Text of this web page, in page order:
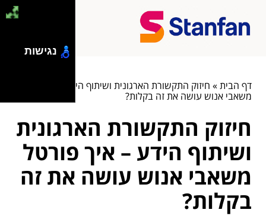
דף הבית» חיזוק התקשורת הארגונית ושיתוף הידע – איך פורטל
משאבי אנוש עושה את זה בקלות?
חיזוק התקשורת הארגונית
ושיתוף הידע – איך פורטל
משאבי אנוש עושה את זה
בקלות?
נגישות